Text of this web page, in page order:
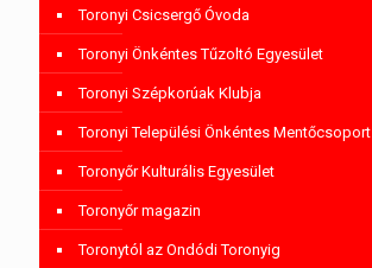
Toronyi Csicsergő Óvoda
Toronyi Önkéntes Tűzoltó Egyesület
Toronyi Szépkorúak Klubja
Toronyi Települési Önkéntes Mentőcsoport
Toronyőr Kulturális Egyesület
Toronyőr magazin
Toronytól az Ondódi Toronyig